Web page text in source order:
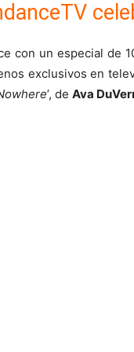
con un especial de
exclusivos en
’, de Ava